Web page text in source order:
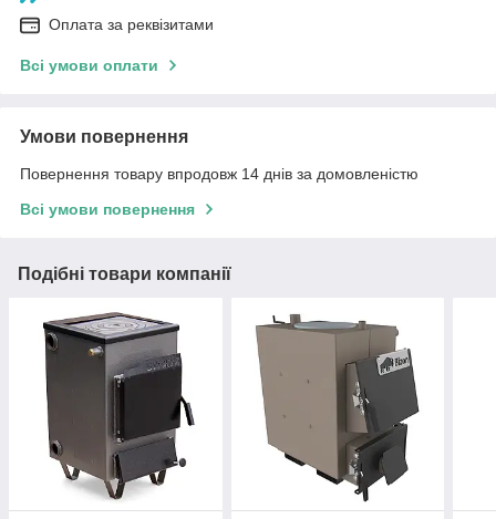
Оплата за реквізитами
Всі умови оплати
Умови повернення
Повернення товару впродовж 14 днів за домовленістю
Всі умови повернення
Подібні товари компанії